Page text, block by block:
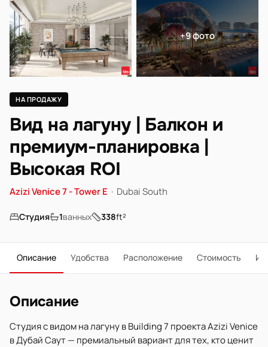
+9 фото
НА ПРОДАЖУ
Вид на лагуну | Балкон и
премиум-планировка |
Высокая ROI
Azizi Venice 7 - Tower E · Dubai South
Студия 1ванных 338ft²
Описание Удобства Расположение Стоимость
Описание
Студия с видом на лагуну в Building 7 проекта Azizi Venice
в Дубай Саут — премиальный вариант для тех, кто ценит